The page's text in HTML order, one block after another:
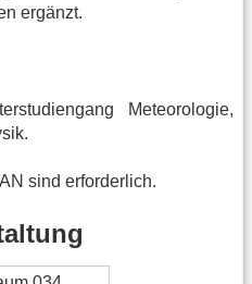
ergänzt.
Meteorologie,
sind erforderlich.